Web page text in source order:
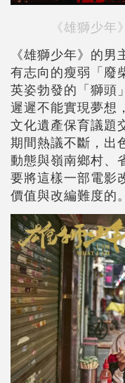
《雄獅少
《雄獅少年》的
有志向的瘦弱「廢
英姿勃發的「獅頭
遲遲不能實現夢想
文化遺產保育議題
期間熱議不斷，出
動態與嶺南鄉村、
要將這樣一部電影
價值與改編難度的。